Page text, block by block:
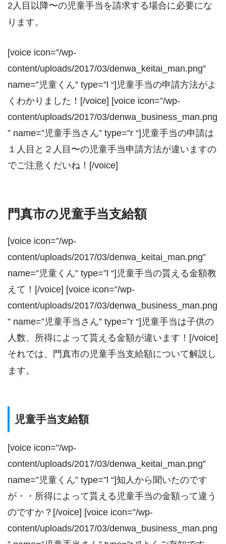
2人目以降〜の児童手当を請求する場合に必要にな
ります。
[voice icon=”/wp-
content/uploads/2017/03/denwa_keitai_man.png”
name=”児童くん” type=”l “]児童手当の申請方法がよ
くわかりました！[/voice] [voice icon=”/wp-
content/uploads/2017/03/denwa_business_man.png
” name=”児童手当さん” type=”r “]児童手当の申請は
１人目と２人目〜の児童手当申請方法が違いますの
でご注意くだいね！[/voice]
門真市の児童手当支給額
[voice icon=”/wp-
content/uploads/2017/03/denwa_keitai_man.png”
name=”児童くん” type=”l “]児童手当の貰える金額教
えて！[/voice] [voice icon=”/wp-
content/uploads/2017/03/denwa_business_man.png
” name=”児童手当さん” type=”r “]児童手当は子供の
人数、所得によって貰える金額が違います！[/voice]
それでは、門真市の児童手当支給額について解説し
ます。
児童手当支給額
[voice icon=”/wp-
content/uploads/2017/03/denwa_keitai_man.png”
name=”児童くん” type=”l “]知人から聞いたのです
が・・所得によって貰える児童手当の金額って違う
のですか？[/voice] [voice icon=”/wp-
content/uploads/2017/03/denwa_business_man.png